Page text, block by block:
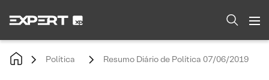
Política Resumo Diário de Política 07/06/2019